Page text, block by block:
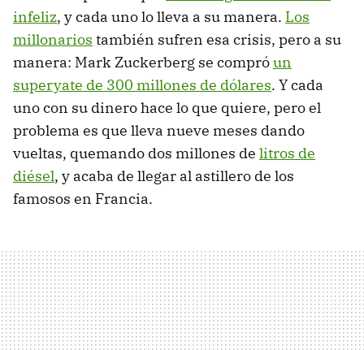
infeliz, y cada uno lo lleva a su manera. Los
millonarios también sufren esa crisis, pero a su
manera: Mark Zuckerberg se compróun
superyate de 300 millones de dólares. Y cada
uno con su dinero hace lo que quiere, pero el
problema es que lleva nueve meses dando
vueltas, quemando dos millones de litros de
diésel, y acaba de llegar al astillero de los
famosos en Francia.